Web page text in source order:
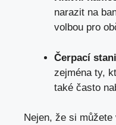
narazit na
volbou pro
Čerpací
zejména ty,
také často
Nejen, že si